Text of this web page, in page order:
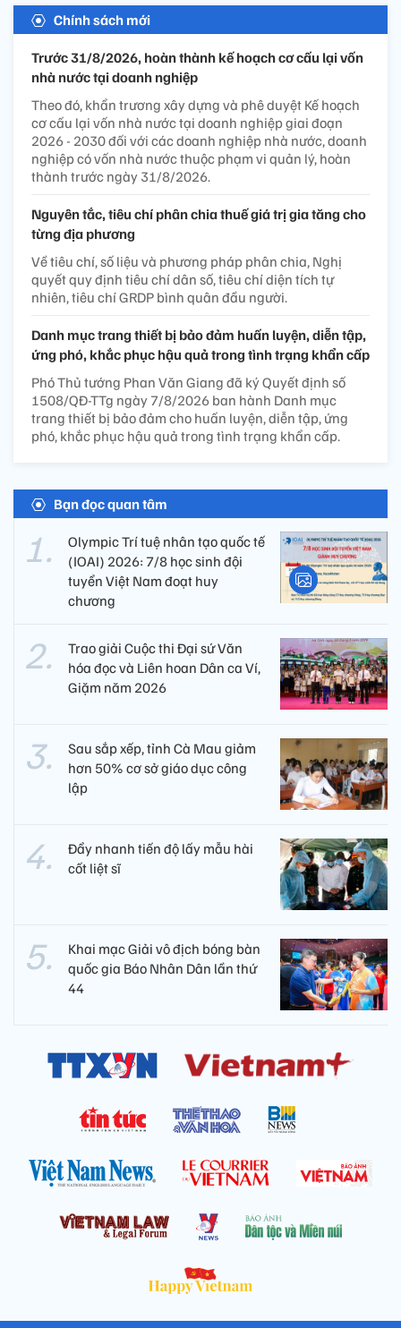
Chính sách mới
Trước 31/8/2026, hoàn thành kế hoạch cơ cấu lại vốn
nhà nước tại doanh nghiệp
Theo đó, khẩn trương xây dựng và phê duyệt Kế hoạch
cơ cấu lại vốn nhà nước tại doanh nghiệp giai đoạn
2026 - 2030 đối với các doanh nghiệp nhà nước, doanh
nghiệp có vốn nhà nước thuộc phạm vi quản lý, hoàn
thành trước ngày 31/8/2026.
Nguyên tắc, tiêu chí phân chia thuế giá trị gia tăng cho
từng địa phương
Về tiêu chí, số liệu và phương pháp phân chia, Nghị
quyết quy định tiêu chí dân số, tiêu chí diện tích tự
nhiên, tiêu chí GRDP bình quân đầu người.
Danh mục trang thiết bị bảo đảm huấn luyện, diễn tập,
ứng phó, khắc phục hậu quả trong tình trạng khẩn cấp
Phó Thủ tướng Phan Văn Giang đã ký Quyết định số
1508/QĐ-TTg ngày 7/8/2026 ban hành Danh mục
trang thiết bị bảo đảm cho huấn luyện, diễn tập, ứng
phó, khắc phục hậu quả trong tình trạng khẩn cấp.
Bạn đọc quan tâm
Olympic Trí tuệ nhân tạo quốc tế
(IOAI) 2026: 7/8 học sinh đội
tuyển Việt Nam đoạt huy
chương
Trao giải Cuộc thi Đại sứ Văn
hóa đọc và Liên hoan Dân ca Ví,
Giặm năm 2026
Sau sắp xếp, tỉnh Cà Mau giảm
hơn 50% cơ sở giáo dục công
lập
Đẩy nhanh tiến độ lấy mẫu hài
cốt liệt sĩ
Khai mạc Giải vô địch bóng bàn
quốc gia Báo Nhân Dân lần thứ
44